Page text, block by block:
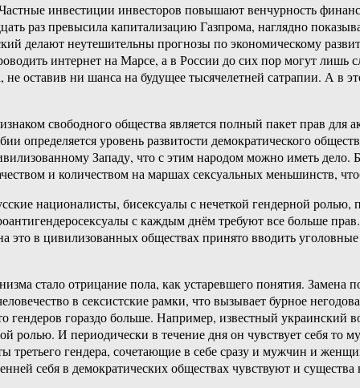
инвестиции инвесторов повышают венчурность
раз превысила капитализацию Газпрома, наглядно
делают неутешительны прогнозы по экономическому
интернет на Марсе, а в России до сих пор могут лишь
не оставив ни шанса на будущее тысячелетней сатрапии. А
свободного общества является полный пакет прав
определяется уровень развитости демократического
Западу, что с этим народом можно иметь
и количеством на маршах сексуальных меньшинств,
националисты, бисексуалы с нечеткой гендерной
с каждым днём требуют все больше
это в цивилизованных обществах принято вводить
стало отрицание пола, как устаревшего понятия. Замена
в сексистские рамки, что вызывает бурное
гендеров гораздо больше. Например, известный
ролью. И периодически в течение дня он чувствует себя
третьего гендера, сочетающие в себе сразу и мужчин и
себя в демократических обществах чувствуют и